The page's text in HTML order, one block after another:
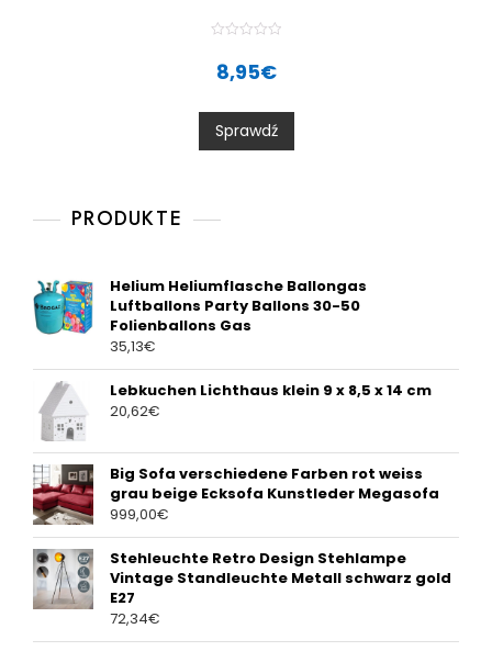
0
o
u
t
8,95€
Sprawdź
PRODUKTE
Helium Heliumflasche Ballongas
Luftballons Party Ballons 30-50
Folienballons Gas
35,13€
Lebkuchen Lichthaus klein 9 x 8,5 x 14 cm
20,62€
Big Sofa verschiedene Farben rot weiss
grau beige Ecksofa Kunstleder Megasofa
999,00€
Stehleuchte Retro Design Stehlampe
Vintage Standleuchte Metall schwarz gold
E27
72,34€